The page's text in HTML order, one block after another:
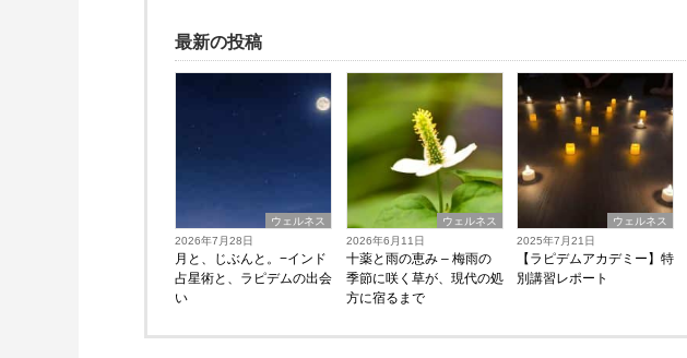
最新の投稿
ウェルネス
2026年7月28日
月と、じぶんと。−インド
占星術と、ラピデムの出会
い
ウェルネス
2026年6月11日
十薬と雨の恵み – 梅雨の
季節に咲く草が、現代の処
方に宿るまで
ウェルネス
2025年7月21日
【ラピデムアカデミー】特
別講習レポート